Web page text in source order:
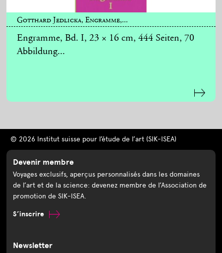
Gotthard Jedlicka, Engramme,...
Engramme, Bd. I, 23 × 16 cm, 444 Seiten, 70
Abbildung...
© 2026 Institut suisse pour l’étude de l’art (SIK-ISEA)
Devenir membre
Voyages exclusifs, aperçus personnalisés dans les domaines
de l’art et de la science: devenez membre de l’Association de
promotion de SIK-ISEA.
S’inscrire
Newsletter